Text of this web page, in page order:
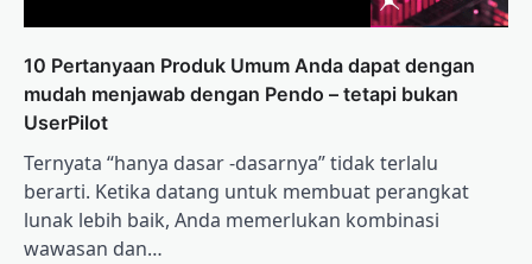
10 Pertanyaan Produk Umum Anda dapat dengan
mudah menjawab dengan Pendo – tetapi bukan
UserPilot
Ternyata “hanya dasar -dasarnya” tidak terlalu
berarti. Ketika datang untuk membuat perangkat
lunak lebih baik, Anda memerlukan kombinasi
wawasan dan…